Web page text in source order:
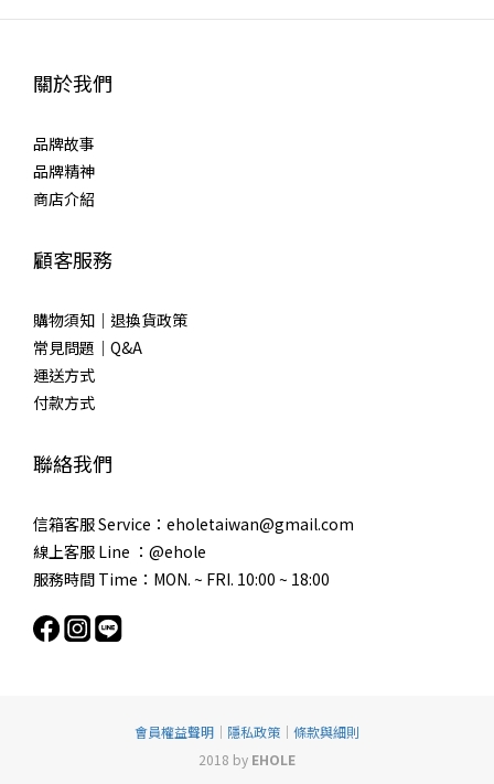
關於我們
品牌故事
品牌精神
商店介紹
顧客服務
購物須知｜退換貨政策
常見問題｜Q&A
運送方式
付款方式
聯絡我們
信箱客服 Service：eholetaiwan@gmail.com
線上客服 Line ：@ehole
服務時間 Time：MON. ~ FRI. 10:00 ~ 18:00
會員權益聲明 ｜ 隱私政策 ｜ 條款與細則
2018 by EHOLE